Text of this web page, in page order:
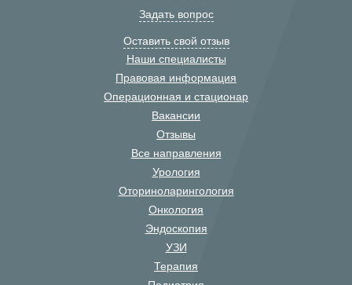
Задать вопрос
Оставить свой отзыв
Наши специалисты
Правовая информация
Операционная и стационар
Вакансии
Отзывы
Все направления
Урология
Оториноларингология
Онкология
Эндоскопия
УЗИ
Терапия